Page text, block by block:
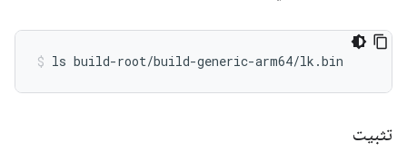
تثبيت